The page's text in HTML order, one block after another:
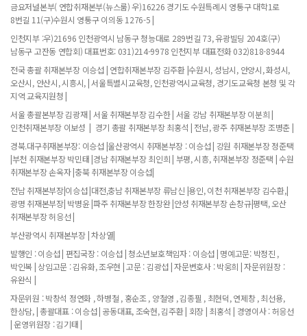
금요저널본부( 연합취재본부(뉴스룸) 우)16226 경기도 수원특례시 영통구 대학1로
8번길 11(구)수원시 영통구 이의동 1276-5 |
인천지부 :우)21696 인천광역시 남동구 청능대로 289번길 73, 유광빌딩 204호(구)
남동구 고잔동 연합회) 대표번호: 031)214-9978 인천지부 대표전화 032)818-8944
전국 총괄 취재본부장 이승섭 | 연합취재본부장 김주환 |수원시, 성남시, 안양시, 화성시,
오산시, 안산시, 시흥시, | 서울특별시교육청, 인천광역시교육청, 경기도교육청 본청 및 각
지역 교육지원청 |
서울 총괄본부장 김광재 | 서울 취재본부장 김수한 | 서울 강남 취재본부장 이분희 |
인천취재본부장 이보성 | 경기 총괄 취재본부장 최홍석 | 전남, 광주 취재본부장 조병춘 |
경북.대구취재본부장: 이승섭 |울산광역시 취재본부장 : 이승섭 | 강원 취재본부장 정준택
|부천 취재본부장 박민태 |경남 취재본부장 최인희 | 부평, 시흥, 취재본부장 정준택 | 수원
취재본부장 손옥자 |충북 취재본부장 이승섭|
전남 취재본부장|이승섭 |대전,충남 취재본부장 류남신 |용인, 이천 취재본부장 김수환,|
광명 취재본부장| 박병윤 |파주 취재본부장 한장완 |안성 취재본부장 손창규|평택, 오산
취재본부장 허응선 |
부산광역시 취재본부장 | 차상열|
발행인 : 이승섭 | 편집국장 : 이승섭 | 청소년보호책임자 : 이승섭 | 명예고문: 박정진 ,
박인복 | 상임고문 : 김유화, 조우현 | 고문 : 김광섭 | 자문변호사 : 박웅희 | 자문위원장 :
유완식 |
자문위원 : 박창석 정연화 , 하병철 , 홍순조 , 양철영 , 김종필 , 최현덕, 연제창 , 최선용,
한상담, | 총괄대표 : 이승섭 | 공동대표, 조숙현, 김주환 | 회장 | 최홍석 | 경영이사 : 허응선
| 운영위원장 : 김기태 |